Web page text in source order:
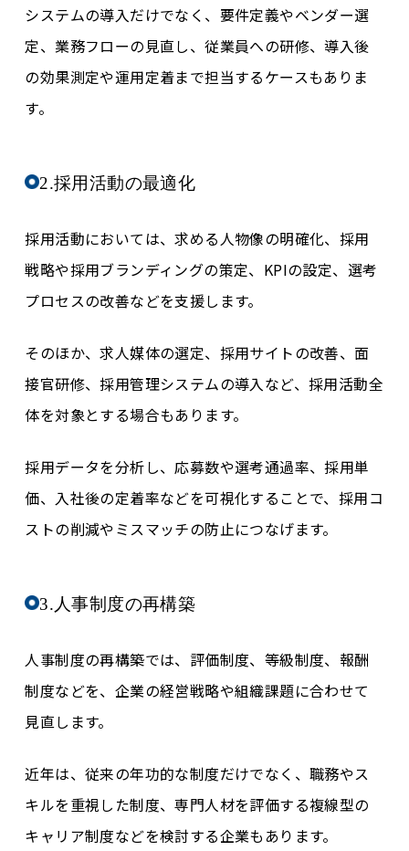
システムの導入だけでなく、要件定義やベンダー選
定、業務フローの見直し、従業員への研修、導入後
の効果測定や運用定着まで担当するケースもありま
す。
2.採用活動の最適化
採用活動においては、求める人物像の明確化、採用
戦略や採用ブランディングの策定、KPIの設定、選考
プロセスの改善などを支援します。
そのほか、求人媒体の選定、採用サイトの改善、面
接官研修、採用管理システムの導入など、採用活動全
体を対象とする場合もあります。
採用データを分析し、応募数や選考通過率、採用単
価、入社後の定着率などを可視化することで、採用コ
ストの削減やミスマッチの防止につなげます。
3.人事制度の再構築
人事制度の再構築では、評価制度、等級制度、報酬
制度などを、企業の経営戦略や組織課題に合わせて
見直します。
近年は、従来の年功的な制度だけでなく、職務やス
キルを重視した制度、専門人材を評価する複線型の
キャリア制度などを検討する企業もあります。